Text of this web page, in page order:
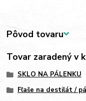
Pôvod tovaru
Tovar zaradený v
SKLO NA PÁLENKU
Fľaše na destilát /